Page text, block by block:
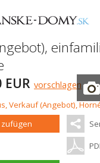
EUR vorschlagen